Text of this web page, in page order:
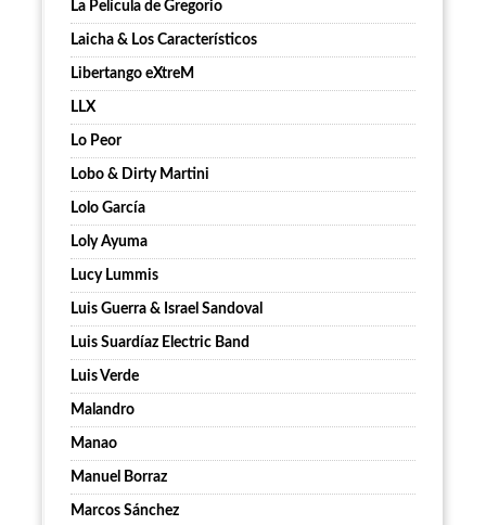
La Película de Gregorio
Laicha & Los Característicos
Libertango eXtreM
LLX
Lo Peor
Lobo & Dirty Martini
Lolo García
Loly Ayuma
Lucy Lummis
Luis Guerra & Israel Sandoval
Luis Suardíaz Electric Band
Luis Verde
Malandro
Manao
Manuel Borraz
Marcos Sánchez